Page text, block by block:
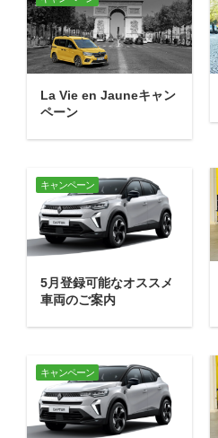
La Vie en Jauneキャン
ペーン
キャンペーン
5月登録可能なオススメ
車両のご案内
キャンペーン